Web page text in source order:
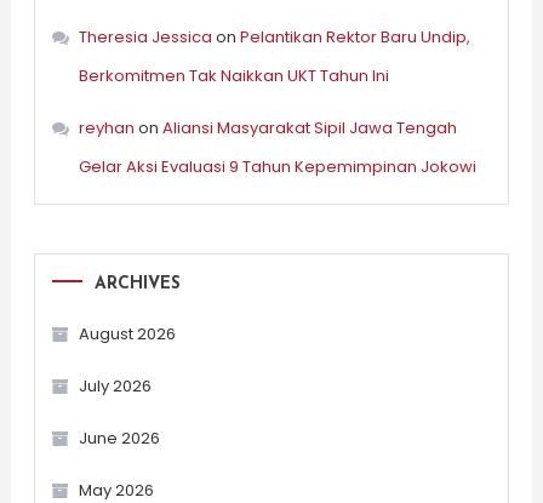
Theresia Jessica on Pelantikan Rektor Baru Undip,
Berkomitmen Tak Naikkan UKT Tahun Ini
reyhan on Aliansi Masyarakat Sipil Jawa Tengah
Gelar Aksi Evaluasi 9 Tahun Kepemimpinan Jokowi
ARCHIVES
August 2026
July 2026
June 2026
May 2026